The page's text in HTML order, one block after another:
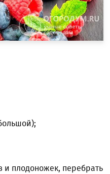
и плодоножек, перебрать